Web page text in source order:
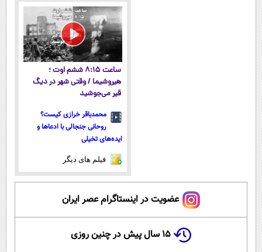
جهت سفارش)
تا امشب)
ساعت ۸:۱۵ ششم اوت ؛
هیروشیما / وقتی شهر در دیگ
قیر می‌جوشید
محمدباقر خرازی کیست؟
روحانی جنجالی با ادعاها و
ایده‌های تخیلی
فیلم های دیگر
عضویت در اینستاگرام عصر ایران
۱۵ سال پیش در چنین روزی